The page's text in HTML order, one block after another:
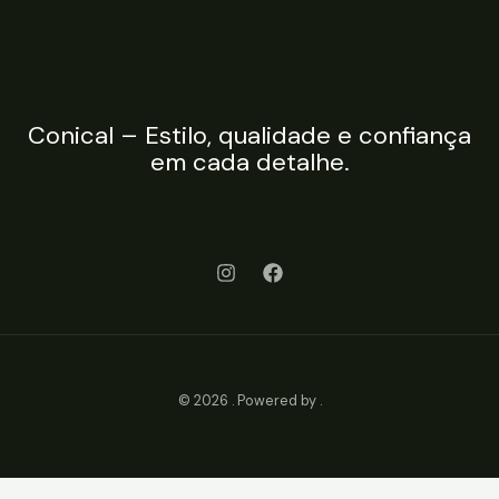
Conical – Estilo, qualidade e confiança
em cada detalhe.
© 2026 . Powered by .